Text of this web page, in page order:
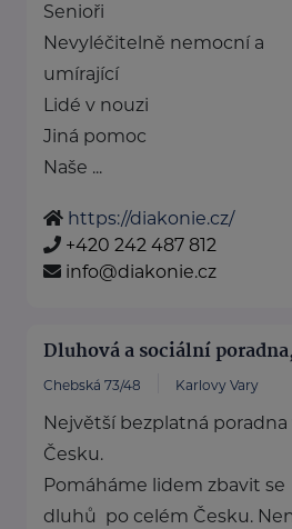
Senioři
Nevyléčitelně nemocní a
umírající
Lidé v nouzi
Jiná pomoc
Naše ...
https://diakonie.cz/
+420 242 487 812
info@diakonie.cz
Dluhová a sociální
Chebská 73/48 Karlovy Vary
Největší bezplatná poradna
Česku.
Pomáháme lidem zbavit se
dluhů po celém Česku.